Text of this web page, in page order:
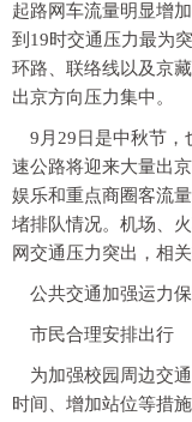
起路网车流量明显增
到19时交通压力最为
环路、联络线以及京
出京方向压力集中。
9月29日是中秋节，
速公路将迎来大量出
娱乐和重点商圈客流
堵排队情况。机场、
网交通压力突出，相
公共交通加强运力
市民合理安排出行
为加强校园周边交
时间、增加站位等措